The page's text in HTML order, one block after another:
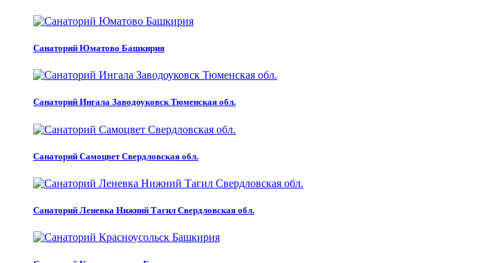
Санаторий Юматово Башкирия
Санаторий Ингала Заводоуковск Тюменская обл.
Санаторий Самоцвет Свердловская обл.
Санаторий Леневка Нижний Тагил Свердловская обл.